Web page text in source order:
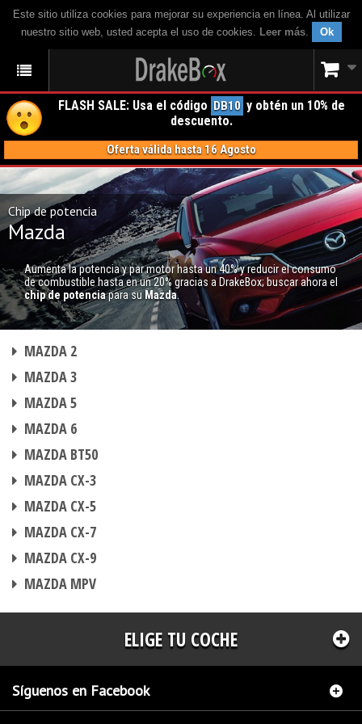
Este sitio utiliza cookies para mejorar su experiencia en línea. Al utilizar
nuestro sitio web, usted acepta el uso de cookies. Leer más. Ok
FLASH SALE: Usa el código DB10 y obtén un 10% de
descuento.
Oferta válida hasta 16 Agosto
Chip de potencia
Mazda
Aumenta la potencia y par motor hasta un 40% y reducir el consumo
de combustible hasta en un 20% gracias a DrakeBox; buscar ahora el
chip de potenciapara suMazda.
MAZDA 2
MAZDA 3
MAZDA 5
MAZDA 6
MAZDA BT50
MAZDA CX-3
MAZDA CX-5
MAZDA CX-7
MAZDA CX-9
MAZDA MPV
ELIGE TU COCHE
Síguenos en Facebook